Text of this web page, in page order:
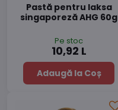
Pastă pentru laksa
singaporeză AHG 60g
Pe stoc
10,92 L
Adaugă la Coș